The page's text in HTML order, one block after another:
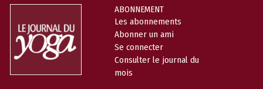
ABONNEMENT
Les abonnements
Abonner un ami
Se connecter
Consulter le journal du
mois